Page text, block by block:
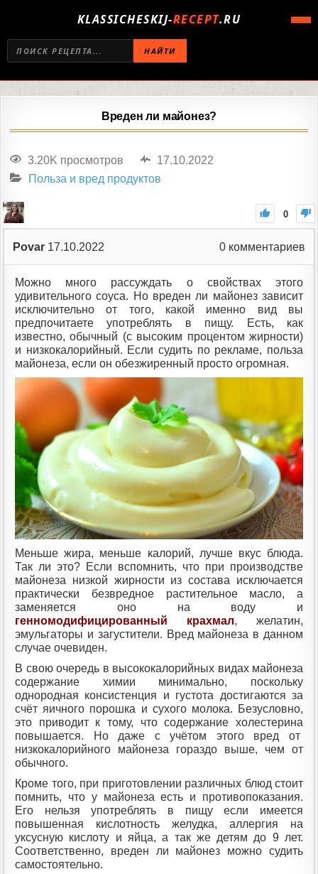
KLASSICHESKIJ-RECEPT.RU
НАЙТИ
Вреден ли майонез?
3.20K просмотров
17.10.2022
Польза и вред продуктов
0
Povar 17.10.2022 0 комментариев
Можно много рассуждать о свойствах этого
удивительного соуса. Но вреден ли майонез зависит
исключительно от того, какой именно вид вы
предпочитаете употреблять в пищу. Есть, как
известно, обычный (с высоким процентом жирности)
и низкокалорийный. Если судить по рекламе, польза
майонеза, если он обезжиренный просто огромная.
Меньше жира, меньше калорий, лучше вкус блюда.
Так ли это? Если вспомнить, что при производстве
майонеза низкой жирности из состава исключается
практически безвредное растительное масло, а
заменяется оно на воду и
генномодифицированный крахмал, желатин,
эмульгаторы и загустители. Вред майонеза в данном
случае очевиден.
В свою очередь в высококалорийных видах майонеза
содержание химии минимально, поскольку
однородная консистенция и густота достигаются за
счёт яичного порошка и сухого молока. Безусловно,
это приводит к тому, что содержание холестерина
повышается. Но даже с учётом этого вред от
низкокалорийного майонеза гораздо выше, чем от
обычного.
Кроме того, при приготовлении различных блюд стоит
помнить, что у майонеза есть и противопоказания.
Его нельзя употреблять в пищу если имеется
повышенная кислотность желудка, аллергия на
уксусную кислоту и яйца, а так же детям до 9 лет.
Соответственно, вреден ли майонез можно судить
самостоятельно.